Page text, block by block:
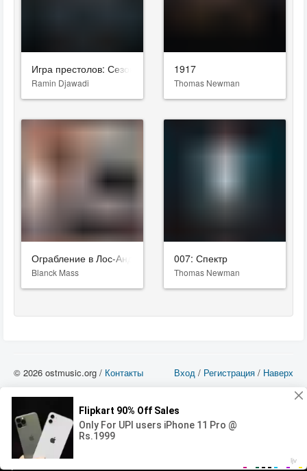
Error loading media: File could not be played 00:00
Игра престолов: Сезон 8
Ramin Djawadi
1917
Thomas Newman
Ограбление в Лос-Анджелесе
Blanck Mass
007: Спектр
Thomas Newman
Вход / Регистрация / Наверх
© 2026 ostmusic.org / Контакты
прав) и охраняются Законом «Об авторском праве и смежных правах». Вы
можете использовать такие материалы только в том в случае, если
использование производится с ознакомительными целями - для прочих целей
вы должны приобрести лицензионную запись.